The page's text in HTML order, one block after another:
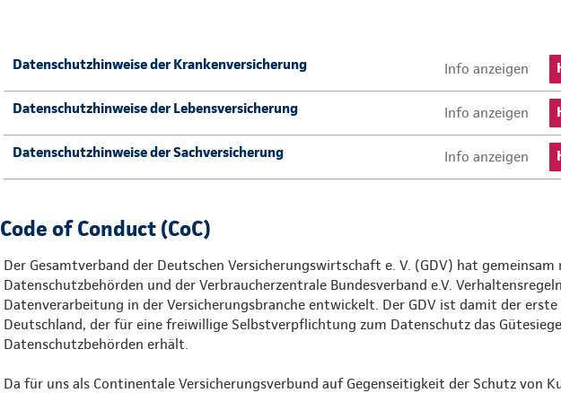
Datenschutzhinweise der Krankenversicherung Info anzeigen
Datenschutzhinweise der Lebensversicherung Info anzeigen
Datenschutzhinweise der Sachversicherung Info anzeigen
Code of Conduct (CoC)
Der Gesamtverband der Deutschen Versicherungswirtschaft e. V. (GDV) hat
Datenschutzbehörden und der Verbraucherzentrale Bundesverband e.V.
Datenverarbeitung in der Versicherungsbranche entwickelt. Der GDV ist damit der erste
Deutschland, der für eine freiwillige Selbstverpflichtung zum Datenschutz das
Datenschutzbehörden erhält.
Da für uns als Continentale Versicherungsverbund auf Gegenseitigkeit der Schutz von